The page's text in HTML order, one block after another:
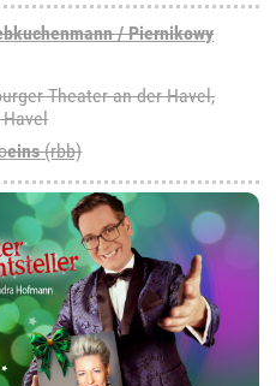
/ Piernikowy
Theater an der Havel,
eins(rbb)